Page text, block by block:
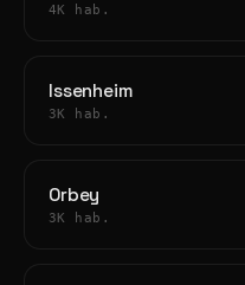
4K hab.
Issenheim
3K hab.
Orbey
3K hab.